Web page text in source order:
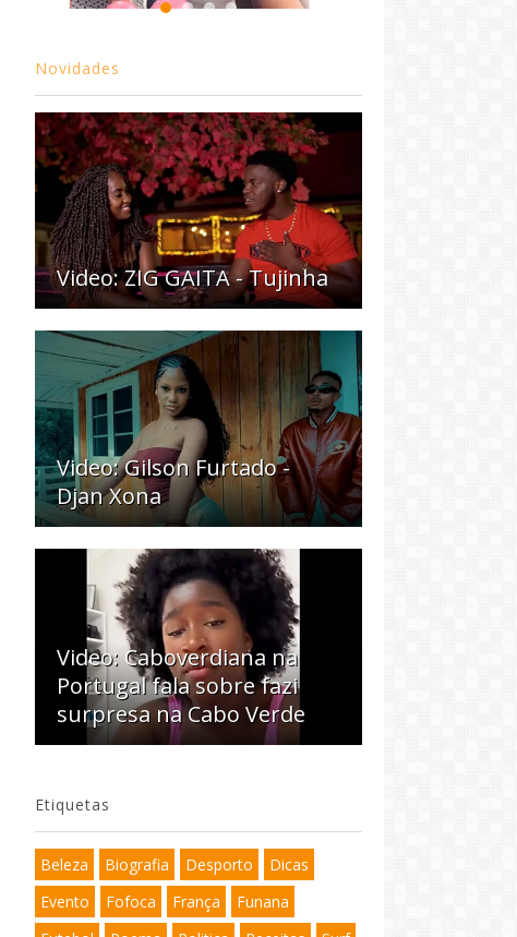
Novidades
Video: ZIG GAITA - Tujinha
Video: Gilson Furtado -
Djan Xona
Video: Caboverdiana na
Portugal fala sobre fazi
surpresa na Cabo Verde
Etiquetas
Beleza Biografia Desporto
Dicas
Evento
Fofoca França
Funana